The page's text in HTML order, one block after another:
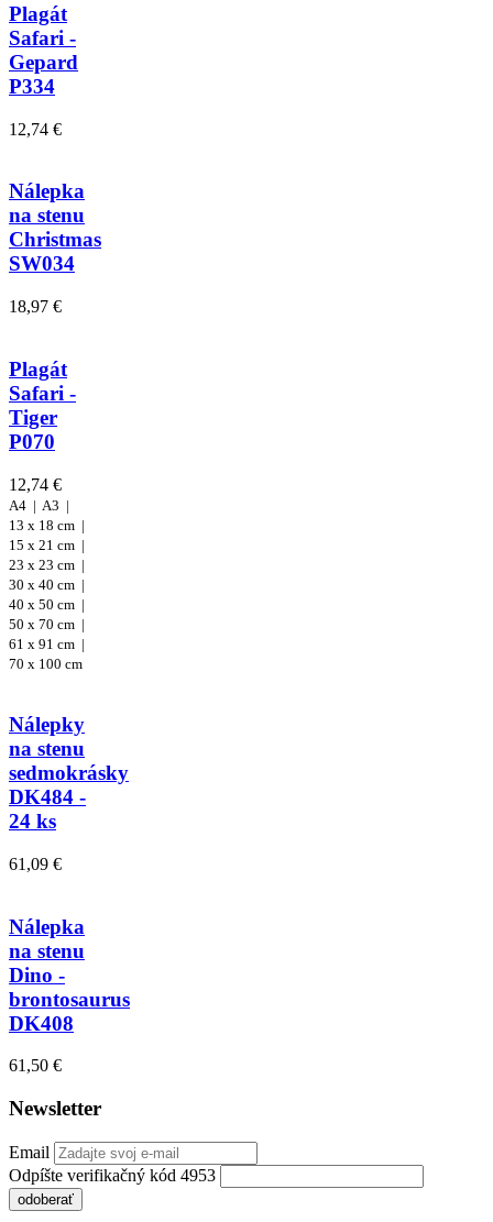
Plagát
Safari -
Gepard
P334
12,74 €
Nálepka
na stenu
Christmas
SW034
18,97 €
Plagát
Safari -
Tiger
P070
12,74 €
A4 | A3 |
13 x 18 cm |
15 x 21 cm |
23 x 23 cm |
30 x 40 cm |
40 x 50 cm |
50 x 70 cm |
61 x 91 cm |
70 x 100 cm
Nálepky
na stenu
sedmokrásky
DK484 -
24 ks
61,09 €
Nálepka
na stenu
Dino -
brontosaurus
DK408
61,50 €
Newsletter
Email
Odpíšte verifikačný kód 4953
odoberať